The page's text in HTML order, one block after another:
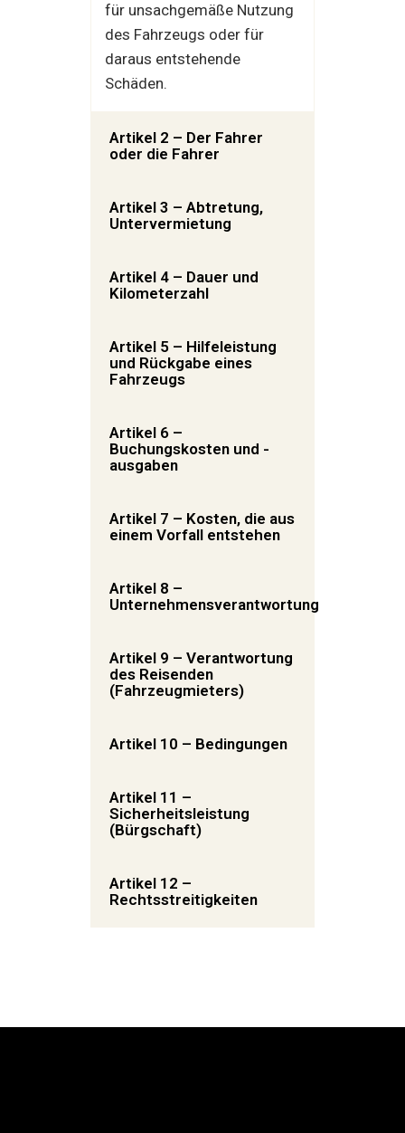
für unsachgemäße Nutzung
des Fahrzeugs oder für
daraus entstehende
Schäden.
Artikel 2 – Der Fahrer
oder die Fahrer
Artikel 3 – Abtretung,
Untervermietung
Artikel 4 – Dauer und
Kilometerzahl
Artikel 5 – Hilfeleistung
und Rückgabe eines
Fahrzeugs
Artikel 6 –
Buchungskosten und -
ausgaben
Artikel 7 – Kosten, die aus
einem Vorfall entstehen
Artikel 8 –
Unternehmensverantwortung
Artikel 9 – Verantwortung
des Reisenden
(Fahrzeugmieters)
Artikel 10 – Bedingungen
Artikel 11 –
Sicherheitsleistung
(Bürgschaft)
Artikel 12 –
Rechtsstreitigkeiten